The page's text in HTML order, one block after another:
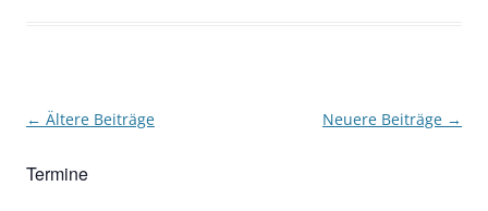
Beitragsnavigation
← Ältere Beiträge Neuere Beiträge →
Termine